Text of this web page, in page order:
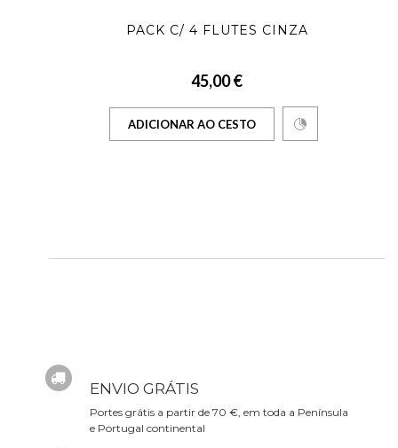
PACK C/ 4 FLUTES CINZA
45,00 €
ADICIONAR AO CESTO
ENVIO GRÁTIS
Portes grátis a partir de 70 €, em toda a Península
e Portugal continental